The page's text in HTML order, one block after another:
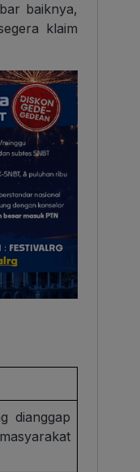
baiknya,
klaim
dianggap